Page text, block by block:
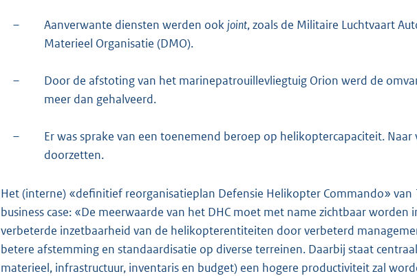
– Aanverwante diensten werden ook joint, zoals de Militaire Luchtvaart
Materieel Organisatie (DMO).
–
Door de afstoting van het marinepatrouillevliegtuig Orion werd de
meer dan gehalveerd.
–
Er was sprake van een toenemend beroep op helikoptercapaciteit. Naar
doorzetten.
Het (interne) «definitief reorganisatieplan Defensie Helikopter Commando»
business case: «De meerwaarde van het DHC moet met name zichtbaar
verbeterde inzetbaarheid van de helikopterentiteiten door verbeterd
betere afstemming en standaardisatie op diverse terreinen. Daarbij staat
materieel, infrastructuur, inventaris en budget) een hogere productiviteit zal